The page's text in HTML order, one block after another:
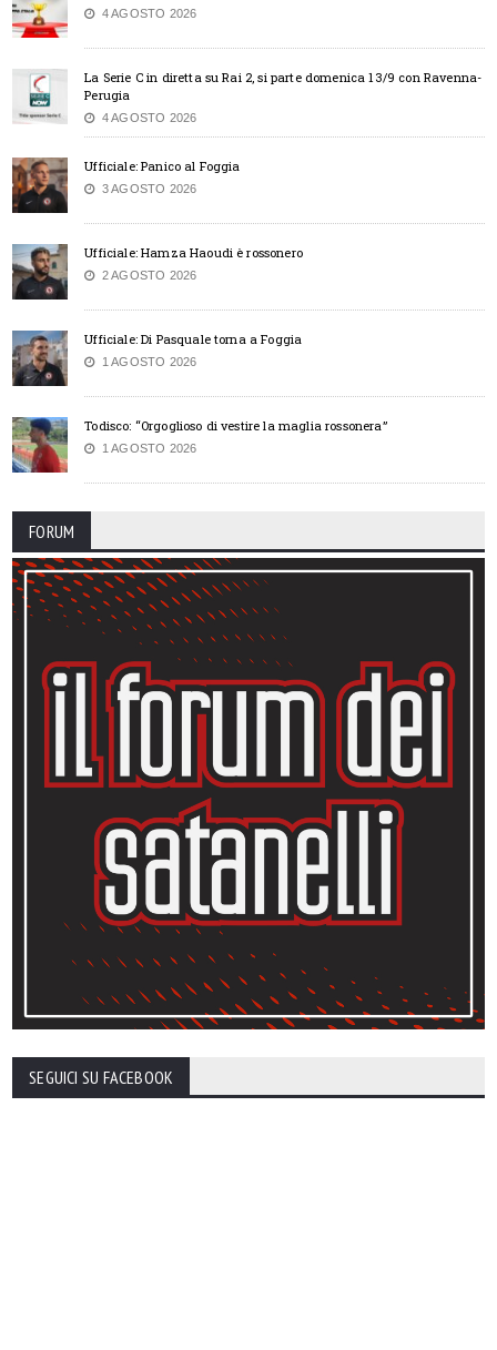
4 AGOSTO 2026
La Serie C in diretta su Rai 2, si parte domenica 13/9 con Ravenna-
Perugia
4 AGOSTO 2026
Ufficiale: Panico al Foggia
3 AGOSTO 2026
Ufficiale: Hamza Haoudi è rossonero
2 AGOSTO 2026
Ufficiale: Di Pasquale torna a Foggia
1 AGOSTO 2026
Todisco: “Orgoglioso di vestire la maglia rossonera”
1 AGOSTO 2026
FORUM
SEGUICI SU FACEBOOK